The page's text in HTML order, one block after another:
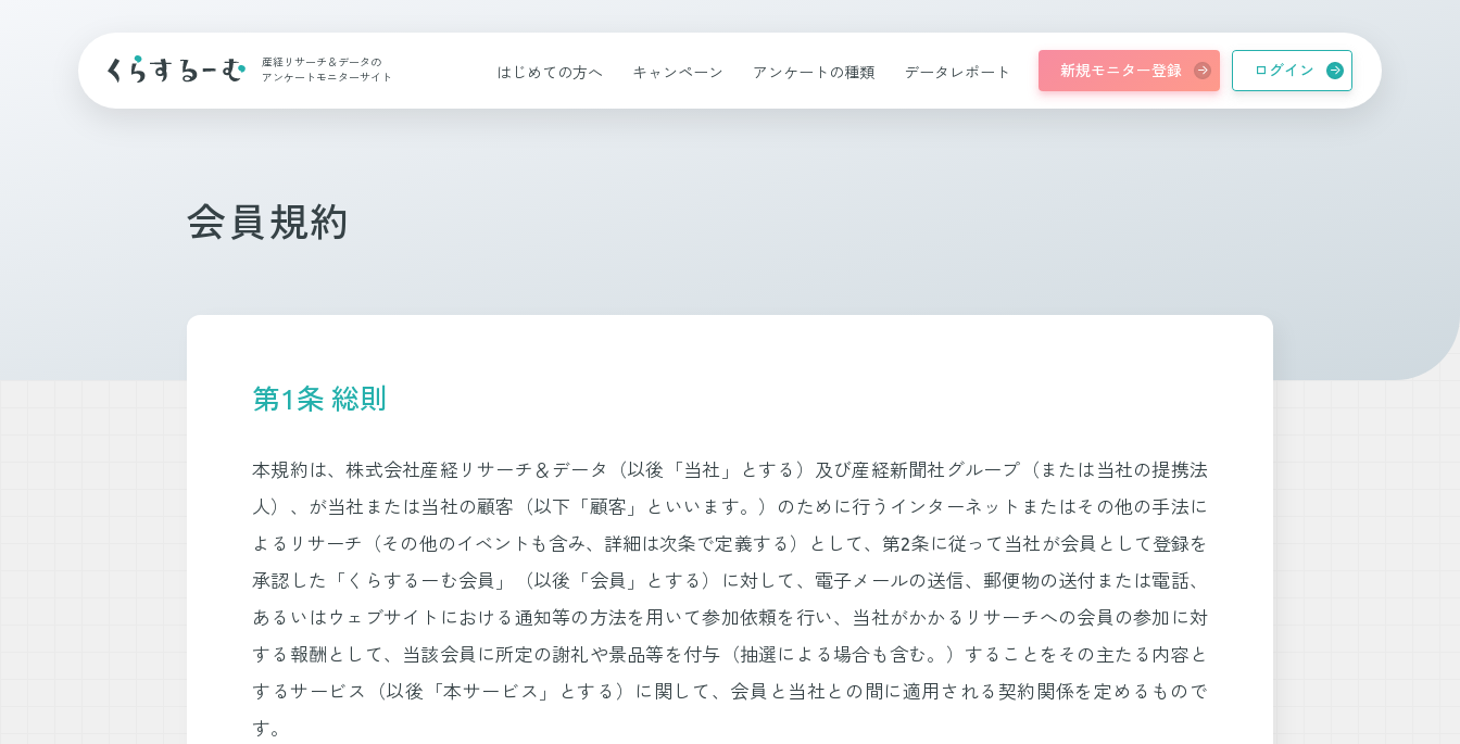
産経リサーチ＆データの
アンケートモニターサイト
はじめての方へ キャンペーン アンケートの種類 データレポート 新規モニター登録 ログイン
会員規約
第1条 総則
本規約は、株式会社産経リサーチ＆データ（以後「当社」とする）及び産経新聞社グループ（または当社の提携法
人）、が当社または当社の顧客（以下「顧客」といいます。）のために行うインターネットまたはその他の手法に
よるリサーチ（その他のイベントも含み、詳細は次条で定義する）として、第2条に従って当社が会員として登録を
承認した「くらするーむ会員」（以後「会員」とする）に対して、電子メールの送信、郵便物の送付または電話、
あるいはウェブサイトにおける通知等の方法を用いて参加依頼を行い、当社がかかるリサーチへの会員の参加に対
する報酬として、当該会員に所定の謝礼や景品等を付与（抽選による場合も含む。）することをその主たる内容と
するサービス（以後「本サービス」とする）に関して、会員と当社との間に適用される契約関係を定めるもので
す。